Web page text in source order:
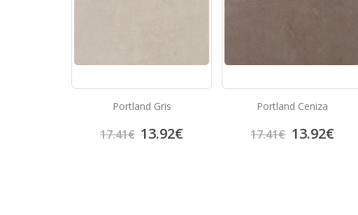
Portland Gris
17.41€ 13.92€
Portland Ceniza
17.41€ 13.92€